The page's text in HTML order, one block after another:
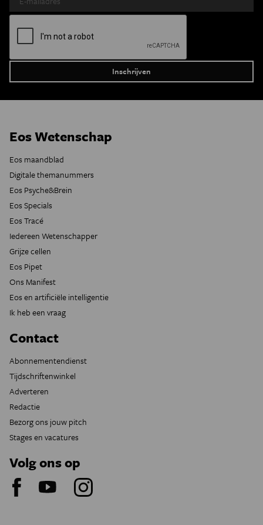
Eos Wetenschap
Eos maandblad
Digitale themanummers
Eos Psyche&Brein
Eos Specials
Eos Tracé
Iedereen Wetenschapper
Grijze cellen
Eos Pipet
Ons Manifest
Eos en artificiële intelligentie
Ik heb een vraag
Contact
Abonnementendienst
Tijdschriftenwinkel
Adverteren
Redactie
Bezorg ons jouw pitch
Stages en vacatures
Volg ons op